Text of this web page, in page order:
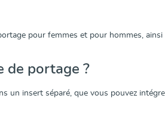
pour femmes et pour hommes,
de portage ?
un insert séparé, que vous pouvez